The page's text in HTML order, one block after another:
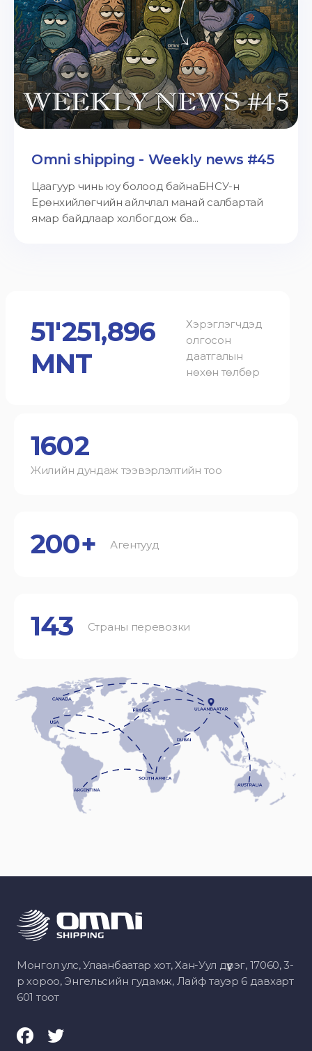
Omni shipping - Weekly news #45
Цаагуур чинь юу болоод байнаБНСУ-н
Ерөнхийлөгчийн айлчлал манай салбартай
ямар байдлаар холбогдож ба...
51'251,896
MNT
Хэрэглэгчдэд
олгосон
даатгалын
нөхөн төлбөр
1602
Жилийн дундаж тээвэрлэлтийн тоо
200+ Агентууд
143 Страны перевозки
Монгол улс, Улаанбаатар хот, Хан-Уул дүүрэг, 17060, 3-
р хороо, Энгельсийн гудамж, Лайф тауэр 6 давхарт
601 тоот